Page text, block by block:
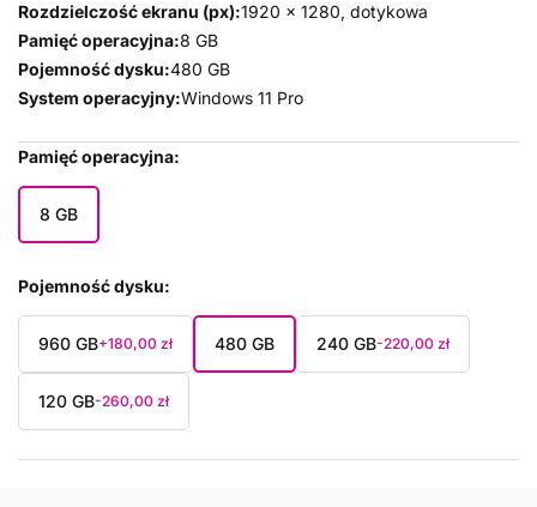
Rozdzielczość ekranu (px):1920 x 1280, dotykowa
Pamięć operacyjna:8 GB
Pojemność dysku:480 GB
System operacyjny:Windows 11 Pro
Pamięć operacyjna
8 GB
Pojemność dysku
960 GB+180,00 zł 480 GB 240 GB-220,00 zł
120 GB-260,00 zł